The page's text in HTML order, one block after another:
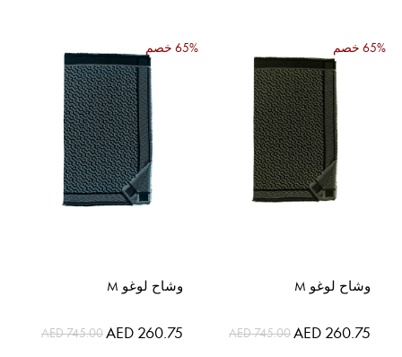
الخاص
الخاص
65% خصم
وشاح لوغو M
السعر
AED 260.75
AED 745.00
65% خصم
وشاح لوغو M
السعر
AED 260.75
AED 745.00